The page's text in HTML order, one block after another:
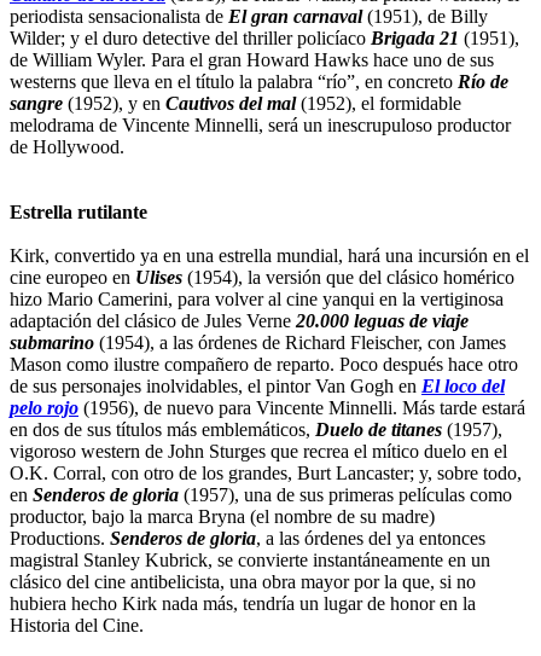
periodista sensacionalista de El gran carnaval(1951), de Billy
Wilder; y el duro detective del thriller policíaco Brigada 21 (1951),
de William Wyler. Para el gran Howard Hawks hace uno de sus
westerns que lleva en el título la palabra “río”, en concreto Río de
sangre (1952), y en Cautivos del mal(1952), el formidable
melodrama de Vincente Minnelli, será un inescrupuloso productor
de Hollywood.
Estrella rutilante
Kirk, convertido ya en una estrella mundial, hará una incursión en el
cine europeo en Ulises (1954), la versión que del clásico homérico
hizo Mario Camerini, para volver al cine yanqui en la vertiginosa
adaptación del clásico de Jules Verne 20.000 leguas de viaje
submarino (1954), a las órdenes de Richard Fleischer, con James
Mason como ilustre compañero de reparto. Poco después hace otro
de sus personajes inolvidables, el pintor Van Gogh en El loco del
pelo rojo (1956), de nuevo para Vincente Minnelli. Más tarde estará
en dos de sus títulos más emblemáticos, Duelo de titanes (1957),
vigoroso western de John Sturges que recrea el mítico duelo en el
O.K. Corral, con otro de los grandes, Burt Lancaster; y, sobre todo,
en Senderos de gloria (1957), una de sus primeras películas como
productor, bajo la marca Bryna (el nombre de su madre)
Productions. Senderos de gloria, a las órdenes del ya entonces
magistral Stanley Kubrick, se convierte instantáneamente en un
clásico del cine antibelicista, una obra mayor por la que, si no
hubiera hecho Kirk nada más, tendría un lugar de honor en la
Historia del Cine.